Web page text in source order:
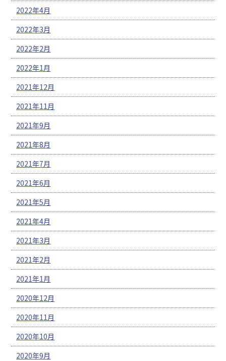
2022年4月
2022年3月
2022年2月
2022年1月
2021年12月
2021年11月
2021年9月
2021年8月
2021年7月
2021年6月
2021年5月
2021年4月
2021年3月
2021年2月
2021年1月
2020年12月
2020年11月
2020年10月
2020年9月